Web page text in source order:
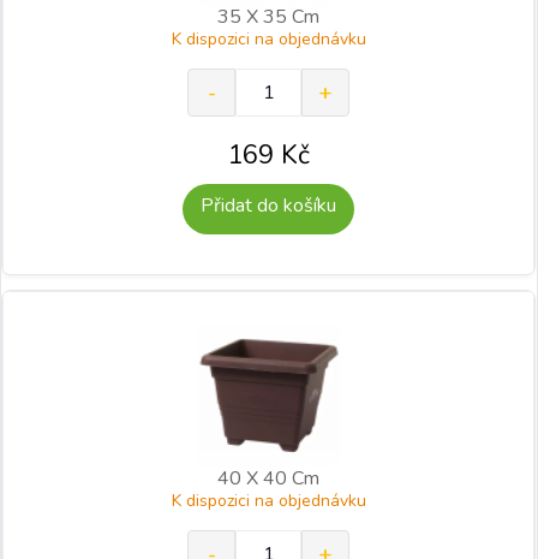
35 X 35 Cm
K dispozici na objednávku
169 Kč
Přidat do košíku
40 X 40 Cm
K dispozici na objednávku